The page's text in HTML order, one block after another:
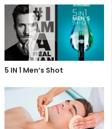
5 IN 1 Men’s Shot